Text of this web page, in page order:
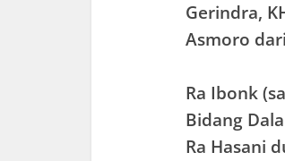
Gerindra,
Asmoro
Ra Ibonk
Bidang
Ra Hasani